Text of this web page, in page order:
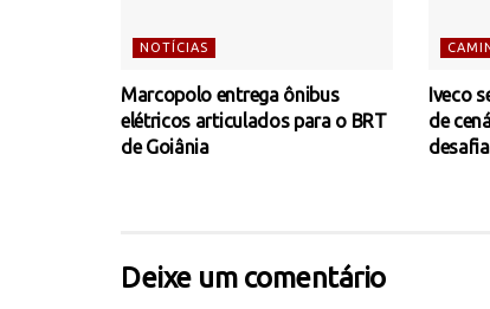
NOTÍCIAS
Marcopolo entrega ônibus
elétricos articulados para o BRT
de Goiânia
Iveco
de
Deixe um comentário